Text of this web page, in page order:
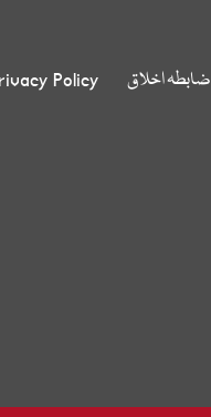
ضابطہ اخلاق Policy